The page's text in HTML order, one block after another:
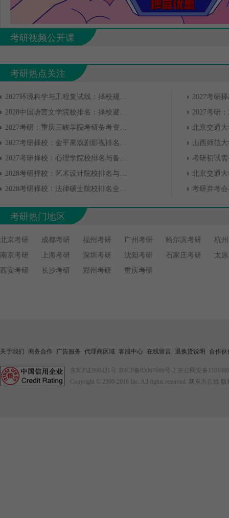
考研视频公开课
考研热点关注
2027环境科学与工程复试线：择校规划与备考指南
2028中国语言文学院校排名：择校避坑与备考全攻略
2027考研：重庆三峡学院考研备考资料获取与使用指南
2027考研择校：金平果戏剧影视排名与备考
2027考研择校：心理学院校排名与备考全攻略
2028考研择校：艺术设计院校排名与备考
2028考研择校：法律硕士院校排名全解析
2027考研
山西师范
考研初试
考研弃考
考研热门地区
北京考研 成都考研 福州考研 广州考研 哈尔滨考研
杭
南京考研
上海考研 深圳考研 沈阳考研 石家庄考研
太
西安考研
长沙考研 郑州考研 重庆考研
关于我们 商务合作 广告服务 代理商区域 客服中心 在线留言 退换货说明 合作伙
京ICP证050421号 京ICP备05067669号-2 京公网安备
Copyright © 2000-2016
Inc. All rights reserved. 新东方在线